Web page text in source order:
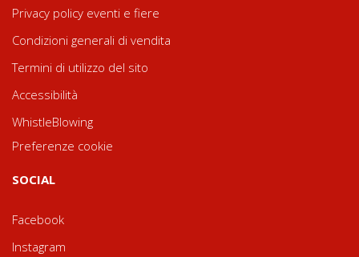
Privacy policy eventi e fiere
Condizioni generali di vendita
Termini di utilizzo del sito
Accessibilità
WhistleBlowing
Preferenze cookie
SOCIAL
Facebook
Instagram